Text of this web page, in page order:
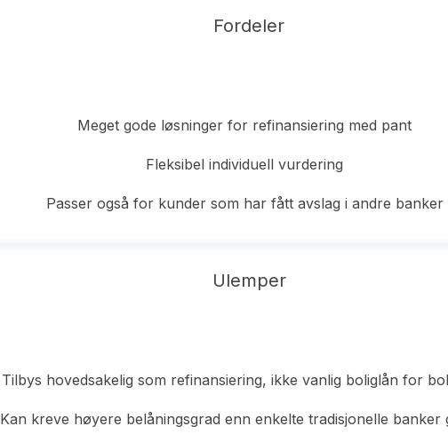
Fordeler
Meget gode løsninger for refinansiering med pant
Fleksibel individuell vurdering
Passer også for kunder som har fått avslag i andre banker
Ulemper
Tilbys hovedsakelig som refinansiering, ikke vanlig boliglån for
Kan kreve høyere belåningsgrad enn enkelte tradisjonelle banker